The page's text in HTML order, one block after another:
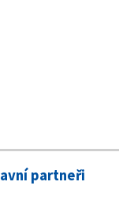
partneři